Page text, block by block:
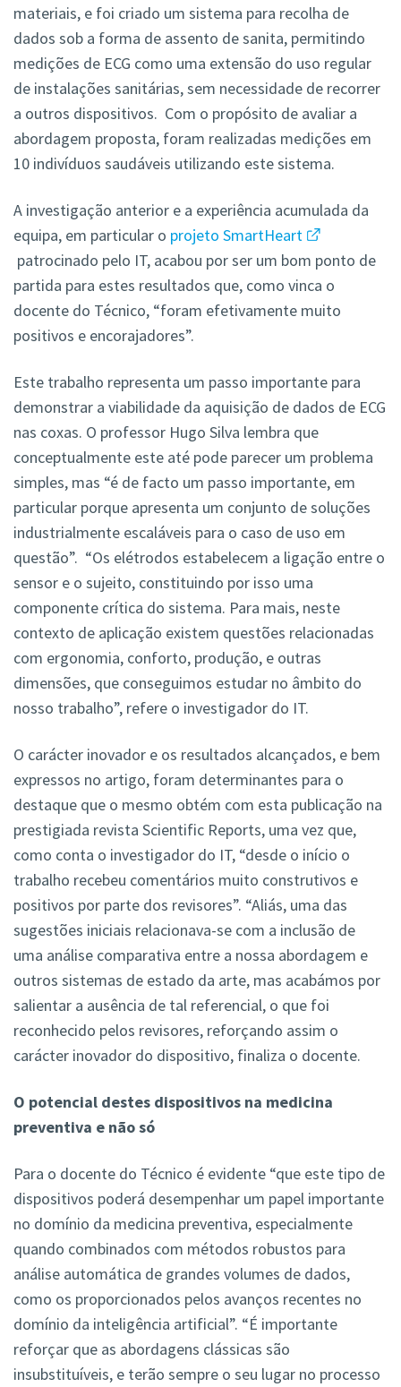
materiais, e foi criado um sistema para recolha de
dados sob a forma de assento de sanita, permitindo
medições de ECG como uma extensão do uso regular
de instalações sanitárias, sem necessidade de recorrer
a outros dispositivos. Com o propósito de avaliar a
abordagem proposta, foram realizadas medições em
10 indivíduos saudáveis utilizando este sistema.
A investigação anterior e a experiência acumulada da
equipa, em particular o projeto SmartHeart
patrocinado pelo IT, acabou por ser um bom ponto de
partida para estes resultados que, como vinca o
docente do Técnico, “foram efetivamente muito
positivos e encorajadores”.
Este trabalho representa um passo importante para
demonstrar a viabilidade da aquisição de dados de ECG
nas coxas. O professor Hugo Silva lembra que
conceptualmente este até pode parecer um problema
simples, mas “é de facto um passo importante, em
particular porque apresenta um conjunto de soluções
industrialmente escaláveis para o caso de uso em
questão”. “Os elétrodos estabelecem a ligação entre o
sensor e o sujeito, constituindo por isso uma
componente crítica do sistema. Para mais, neste
contexto de aplicação existem questões relacionadas
com ergonomia, conforto, produção, e outras
dimensões, que conseguimos estudar no âmbito do
nosso trabalho”, refere o investigador do IT.
O carácter inovador e os resultados alcançados, e bem
expressos no artigo, foram determinantes para o
destaque que o mesmo obtém com esta publicação na
prestigiada revista Scientific Reports, uma vez que,
como conta o investigador do IT, “desde o início o
trabalho recebeu comentários muito construtivos e
positivos por parte dos revisores”. “Aliás, uma das
sugestões iniciais relacionava-se com a inclusão de
uma análise comparativa entre a nossa abordagem e
outros sistemas de estado da arte, mas acabámos por
salientar a ausência de tal referencial, o que foi
reconhecido pelos revisores, reforçando assim o
carácter inovador do dispositivo, finaliza o docente.
O potencial destes dispositivos na medicina
preventiva e não só
Para o docente do Técnico é evidente “que este tipo de
dispositivos poderá desempenhar um papel importante
no domínio da medicina preventiva, especialmente
quando combinados com métodos robustos para
análise automática de grandes volumes de dados,
como os proporcionados pelos avanços recentes no
domínio da inteligência artificial”. “É importante
reforçar que as abordagens clássicas são
insubstituíveis, e terão sempre o seu lugar no processo